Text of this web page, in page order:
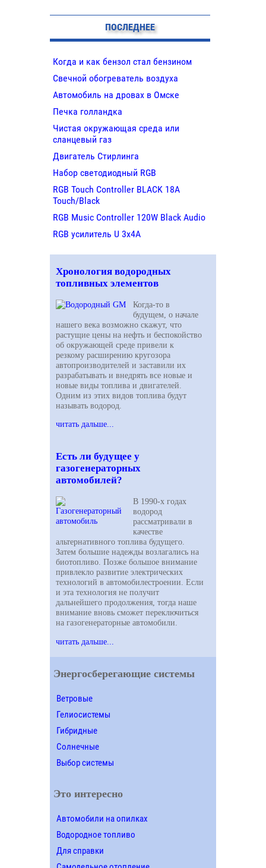
ПОСЛЕДНЕЕ
Когда и как бензол стал бензином
Свечной обогреватель воздуха
Автомобиль на дровах в Омске
Печка голландка
Чистая окружающая среда или
сланцевый газ
Двигатель Стирлинга
Набор светодиодный RGB
RGB Touch Controller BLACK 18A
Touch/Black
RGB Music Controller 120W Black Audio
RGB усилитель U 3х4A
Хронология водородных
топливных элементов
Когда-то в
будущем, о начале
нашего века возможно скажут, что
растущие цены на нефть и беспокойство
об окружающей среде привели к
резкому расширению кругозора
автопроизводителей и заставили их
разрабатывать и внедрять все новые и
новые виды топлива и двигателей.
Одним из этих видов топлива будут
называть водород.
читать дальше...
Есть ли будущее у
газогенераторных
автомобилей?
В 1990-х годах
водород
рассматривали в
качестве
альтернативного топлива будущего.
Затем большие надежды возлагались на
биотопливо. Позже большое внимание
привлекло развитие электрических
технологий в автомобилестроении. Если
и эта технология не получит
дальнейшего продолжения, тогда наше
внимание вновь сможет переключиться
на газогенераторные автомобили.
читать дальше...
Энергосберегающие системы
Ветровые
Гелиосистемы
Гибридные
Солнечные
Выбор системы
Это интересно
Автомобили на опилках
Водородное топливо
Для справки